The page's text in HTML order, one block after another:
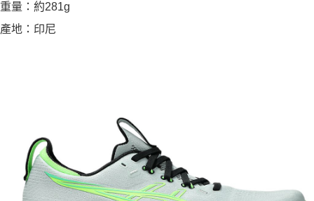
重量：約281g
產地：印尼